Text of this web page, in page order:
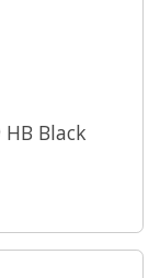
Black